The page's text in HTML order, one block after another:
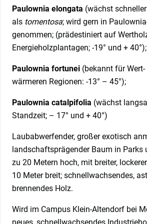
Paulownia elongata (wächst
als tomentosa; wird gern in
genommen; (prädestiniert auf
Energieholzplantagen; -19° und + 40°);
Paulownia fortunei (bekannt für
wärmeren Regionen: -13° – 45°);
Paulownia catalpifolia (wächst
Standzeit; – 17° und + 40°)
Laubabwerfender, großer exotisch
landschaftsprägender Baum in Parks
zu 20 Metern hoch, mit breiter,
10 Meter breit; schnellwachsendes,
brennendes Holz.
Wird im Campus Klein-Altendorf bei